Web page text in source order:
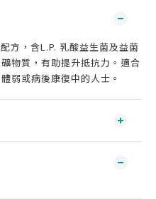
方，含L.P. 乳酸益生菌及益菌
物質，有助提升抵抗力。適合
弱或病後康復中的人士。